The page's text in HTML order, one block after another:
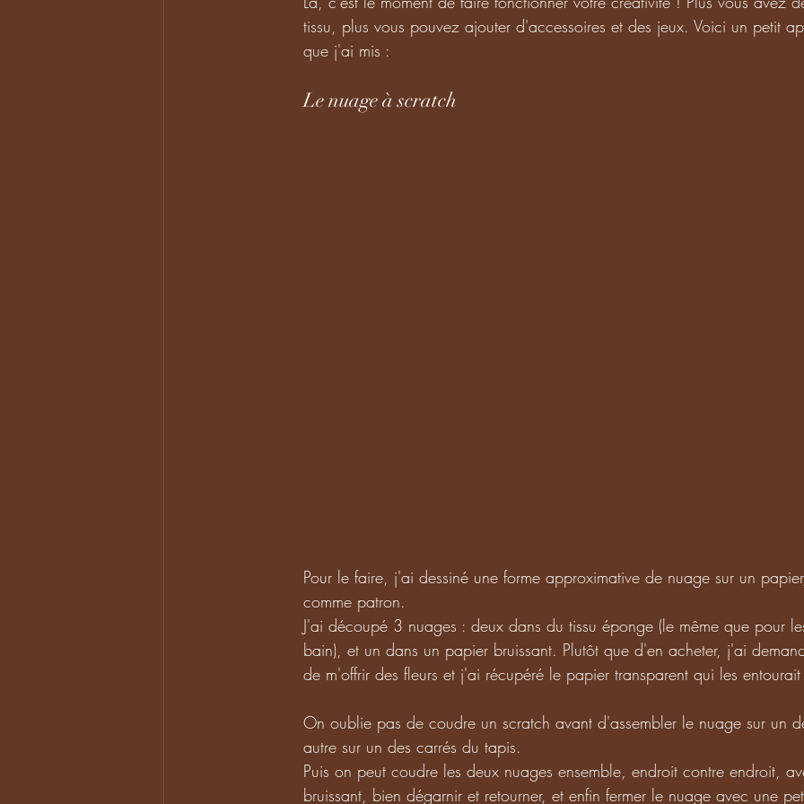
tissu, plus vous pouvez ajouter d'accessoires et des jeux. Voici un petit
que j'ai mis :
Le nuage à scratch
Pour le faire, j'ai dessiné une forme approximative de nuage sur un
comme patron.
J'ai découpé 3 nuages : deux dans du tissu éponge (le même que pour
bain), et un dans un papier bruissant. Plutôt que d'en acheter, j'ai
de m'offrir des fleurs et j'ai récupéré le papier transparent qui les
On oublie pas de coudre un scratch avant d'assembler le nuage sur un
autre sur un des carrés du tapis.
Puis on peut coudre les deux nuages ensemble, endroit contre endroit,
bruissant, bien dégarnir et retourner, et enfin fermer le nuage avec une